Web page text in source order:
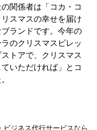
関係者は「コカ・コ
スマスの幸せを届け
ランドです。今年の
のクリスマスビレッ
トアで、クリスマス
いただければ」とコ
ビジネス代行サービスなら